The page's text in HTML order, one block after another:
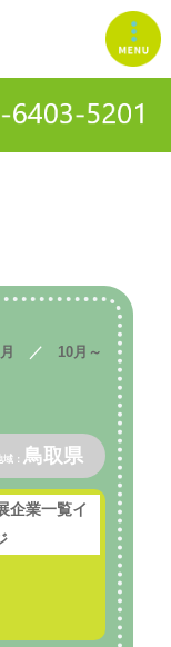
／ 10月～
域： 鳥取県